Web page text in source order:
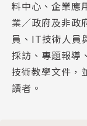
雄成立，碳盤查
依據金管會公布
7年全體上市櫃
50億以下的上市
開發金近期發布
業對淨零轉型尚
突破中小企共
真減碳才能長保
Ducktail網路釣
落實網路安全基
實戰vSphere高
vSAN 8 U1新功
料中心、企業應
業／政府及非政
員、IT技術人員
採訪、專題報導
技術教學文件，
讀者。